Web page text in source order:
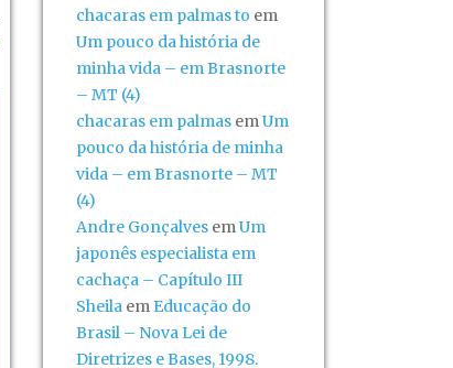
chacaras em palmas to em
Um pouco da história de
minha vida – em Brasnorte
– MT (4)
chacaras em palmas emUm
pouco da história de minha
vida – em Brasnorte – MT
(4)
Andre Gonçalves emUm
japonês especialista em
cachaça – Capítulo III
Sheila em Educação do
Brasil – Nova Lei de
Diretrizes e Bases, 1998.